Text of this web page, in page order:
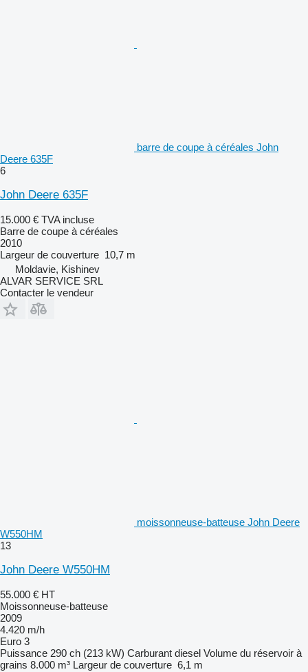
barre de coupe à céréales John
Deere 635F
6
John Deere 635F
15.000 € TVA incluse
Barre de coupe à céréales
2010
Largeur de couverture 10,7 m
Moldavie, Kishinev
ALVAR SERVICE SRL
Contacter le vendeur
moissonneuse-batteuse John Deere
W550HM
13
John Deere W550HM
55.000 € HT
Moissonneuse-batteuse
2009
4.420 m/h
Euro 3
Puissance 290 ch (213 kW) Carburant diesel Volume du réservoir à
grains 8.000 m³ Largeur de couverture 6,1 m